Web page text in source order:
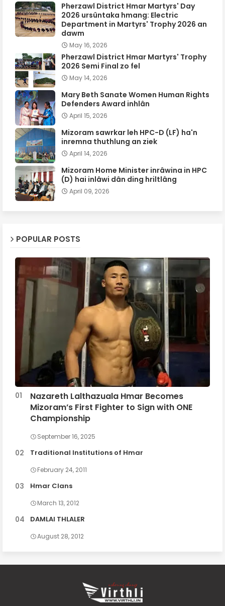
Pherzawl District Hmar Martyrs' Day
2026 ursûntaka hmang: Electric
Department in Martyrs' Trophy 2026 an
dawm
May 16, 2026
Pherzawl District Hmar Martyrs' Trophy
2026 Semi Final zo fel
May 14, 2026
Mary Beth Sanate Women Human Rights
Defenders Award inhlân
April 15, 2026
Mizoram sawrkar leh HPC-D (LF) ha'n
inremna thuthlung an ziek
April 14, 2026
Mizoram Home Minister inrâwina in HPC
(D) hai inlâwi dân ding hriltlâng
April 09, 2026
POPULAR POSTS
Nazareth Lalthazuala Hmar Becomes
Mizoram’s First Fighter to Sign with ONE
Championship
September 16, 2025
Traditional Institutions of Hmar
February 24, 2011
Hmar Clans
March 13, 2012
DAMLAI THLALER
August 28, 2012